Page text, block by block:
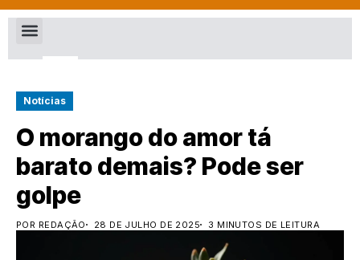
Notícias
O morango do amor tá
barato demais? Pode ser
golpe
POR REDAÇÃO 28 DE JULHO DE 2025 3 MINUTOS DE LEITURA